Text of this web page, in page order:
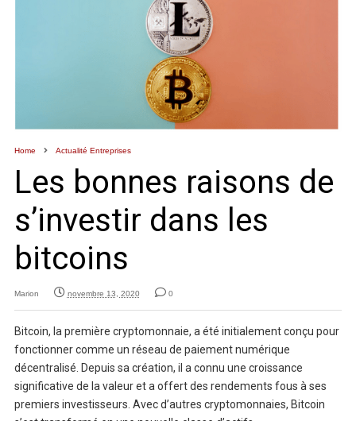
Home Actualité Entreprises
Les bonnes raisons de
s’investir dans les
bitcoins
Marion novembre 13, 2020 0
Bitcoin, la première cryptomonnaie, a été initialement conçu pour
fonctionner comme un réseau de paiement numérique
décentralisé. Depuis sa création, il a connu une croissance
significative de la valeur et a offert des rendements fous à ses
premiers investisseurs. Avec d’autres cryptomonnaies, Bitcoin